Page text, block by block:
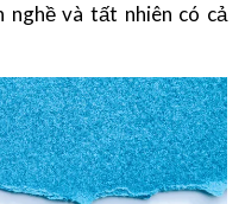
nghề và tất nhiên có cả